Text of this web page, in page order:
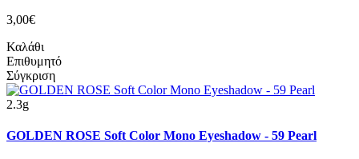
3,00€
Καλάθι
Επιθυμητό
Σύγκριση
2.3g
GOLDEN ROSE Soft Color Mono Eyeshadow - 59 Pearl